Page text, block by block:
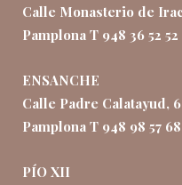
Calle Monasterio de
Pamplona T 948 36 52 52
ENSANCHE
Calle Padre Calatayud, 6
Pamplona T 948 98 57 68
PÍO XII